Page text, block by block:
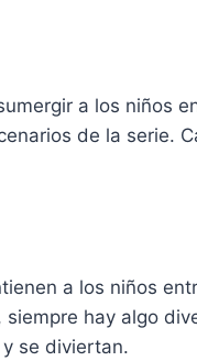
a los niños
de la serie.
a los niños
, siempre hay algo
se diviertan.